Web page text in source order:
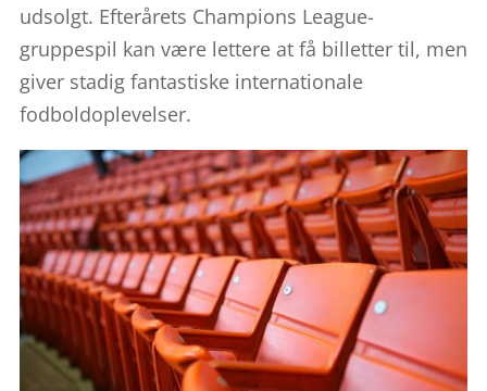
udsolgt. Efterårets Champions League-
gruppespil kan være lettere at få billetter til, men
giver stadig fantastiske internationale
fodboldoplevelser.